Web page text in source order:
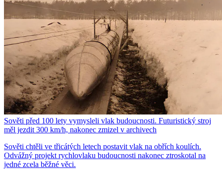
Sověti před 100 lety vymysleli vlak budoucnosti. Futuristický stroj
měl jezdit 300 km/h, nakonec zmizel v archivech
Sověti chtěli ve třicátých letech postavit vlak na obřích koulích.
Odvážný projekt rychlovlaku budoucnosti nakonec ztroskotal na
jedné zcela běžné věci.